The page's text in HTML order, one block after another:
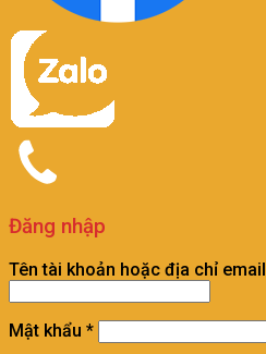
Đăng nhập
Tên tài khoản hoặc địa chỉ email
Mật khẩu *